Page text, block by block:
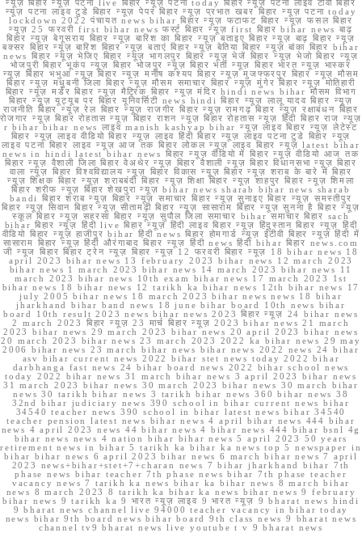
न्यूज़ बिहार न्यूज़ पटना live बिहार न्यूज़ पटना today बिहार न्यूज़ पटना लाइव टीवी बिहार
न्यूज़ पटना लाइव टुडे बिहार न्यूज़ पेपर बिहार न्यूज़ प्रभात खबर बिहार न्यूज़ पटना today
lockdown 2022 पंचायत news bihar बिहार न्यूज़ फटाफट बिहार न्यूज़ फसल बिहार
न्यूज़ 25 फरवरी first bihar news फर्स्ट बिहार न्यूज़ first बिहार bihar news बाढ़
बिहार न्यूज़ बेगूसराय बिहार न्यूज़ बारिश का बिहार न्यूज़ बताइए बिहार न्यूज़ बाढ़ बिहार न्यूज़
बक्सर बिहार न्यूज़ बारिश बिहार न्यूज़ बताएं बिहार न्यूज़ बेतिया बिहार न्यूज़ बांका बिहार bihar
news बिहार न्यूज़ भेजिए बिहार न्यूज़ भागलपुर बिहार न्यूज़ भेजें बिहार न्यूज़ भेजो बिहार न्यूज़
भोजपुरी बिहार भूकंप न्यूज़ बिहार भोजपुर न्यूज़ बिहार भर्ती न्यूज़ बिहार भारत न्यूज़ भास्कर
न्यूज़ बिहार भभुआ न्यूज़ बिहार न्यूज़ मनीष कश्यप बिहार न्यूज़ मुजफ्फरपुर बिहार न्यूज़ मौसम
बिहार न्यूज़ मधुबनी जिला बिहार न्यूज़ मौसम समाचार बिहार न्यूज़ मुंगेर बिहार न्यूज़ मोतिहारी
बिहार न्यूज़ मर्डर बिहार न्यूज़ मैट्रिक बिहार न्यूज़ मंदिर hindi news bihar मौसम विभाग
बिहार न्यूज़ यूट्यूब पर बिहार यूनिवर्सिटी news hindi बिहार न्यूज़ लालू यादव बिहार न्यूज़
राजनीति बिहार न्यूज़ रेल बिहार न्यूज़ राजगीर बिहार न्यूज़ रामगढ़ बिहार न्यूज़ रक्षाबंधन बिहार
रोजगार न्यूज़ बिहार रोहतास न्यूज़ बिहार राशन न्यूज़ बिहार रोहतास न्यूज़ हिंदी बिहार राज न्यूज़
r bihar bihar news लाइव manish kashyap bihar न्यूज़ लाइव बिहार न्यूज़ लेटेस्ट
बिहार न्यूज़ लाइव वीडियो बिहार न्यूज़ लाइव हिंदी बिहार न्यूज़ लाइव पटना टुडे बिहार न्यूज़
लाइव पटना बिहार लाइव न्यूज़ आज तक बिहार लोकल न्यूज़ लाइव बिहार न्यूज़ latest bihar
news in hindi latest bihar news बिहार न्यूज़ वीडियो में बिहार न्यूज़ वीडियो आज तक
बिहार न्यूज़ वैशाली जिला बिहार वेअथेर न्यूज़ बिहार वैशाली न्यूज़ बिहार विधानसभा न्यूज़ बिहार
वाला न्यूज़ बिहार विश्वविद्यालय न्यूज़ बिहार विकास न्यूज़ बिहार न्यूज़ शराब के बारे में बिहार
न्यूज़ शिक्षक बिहार न्यूज़ शराबबंदी बिहार न्यूज़ शिक्षा बिहार न्यूज़ शाहपुर बिहार न्यूज़ शिमला
बिहार शरीफ न्यूज़ बिहार शेखपुरा न्यूज़ bihar news sharab bihar news sharab
bandi बिहार शराब न्यूज़ बिहार न्यूज़ समाचार बिहार न्यूज़ सुनाइए बिहार न्यूज़ समस्तीपुर
बिहार न्यूज़ सिवान बिहार न्यूज़ सीतामढ़ी बिहार न्यूज़ सासाराम बिहार न्यूज़ सुनना है बिहार न्यूज़
स्कूल बिहार न्यूज़ सहरसा बिहार न्यूज़ सुपौल जिला समाचार bihar समाचार बिहार sach
bihar बिहार न्यूज़ हिंदी live बिहार न्यूज़ हिंदी लाइव बिहार न्यूज़ हिंदुस्तान बिहार न्यूज़ हिंदी
वीडियो बिहार न्यूज़ हाजीपुर bihar हिंदी news बिहार होमगार्ड न्यूज़ ईटीवी बिहार न्यूज़ हिंदी में
सासाराम बिहार न्यूज़ हिंदी औरंगाबाद बिहार न्यूज़ हिंदी news हिंदी bihar बिहार news.com
जी न्यूज बिहार बिहार ट्रेन न्यूज़ बिहार न्यूज़ 12 फरवरी बिहार न्यूज़ 18 bihar news 18
april 2023 bihar news 13 february 2023 bihar news 12 march 2023
bihar news 1 march 2023 bihar news 14 march 2023 bihar news 11
march 2023 bihar news 10th exam bihar news 17 march 2023 1st
bihar news 18 bihar news 12 tarikh ka bihar news 12th bihar news 17
july 2005 bihar news 18 march 2023 bihar news news 18 bihar
jharkhand bihar band news 18 june bihar board 10th news bihar
board 10th result 2023 news bihar news 2023 बिहार न्यूज़ 24 bihar news
2 march 2023 बिहार न्यूज़ 23 मार्च बिहार न्यूज़ 2023 bihar news 21 march
2023 bihar news 29 march 2023 bihar news 20 april 2023 bihar news
20 march 2023 bihar news 23 march 2023 2022 ka bihar news 29 may
2006 bihar news 23 march bihar news bihar news 2022 news 24 bihar
asv bihar current news 2022 bihar stet news today 2022 bihar
darbhanga fast news 24 bihar board news 2022 bihar school news
today 2022 bihar news 31 march bihar news 3 april 2023 bihar news
31 march 2023 bihar news 30 march 2023 bihar news 30 march bihar
news 30 tarikh bihar news 3 tarikh bihar news 360 bihar news 38
32nd bihar judiciary news 390 school in bihar current news bihar
34540 teacher news 390 school in bihar latest news bihar 34540
teacher pension latest news bihar news 4 april bihar news 444 bihar
news 4 april 2023 news 44 bihar news 4 bihar news 444 bihar bsnl 4g
bihar news news 4 nation bihar bihar news 5 april 2023 50 years
retirement news in bihar 5 tarikh ka bihar ka news top 5 newspaper in
bihar bihar news 6 april 2023 bihar news 6 march bihar news 7 april
2023 news+bihar+stet+7+charan news 7 bihar jharkhand bihar 7th
phase news bihar teacher 7th phase news bihar 7th phase teacher
vacancy news 7 tarikh ka news bihar ka bihar news 8 march bihar
news 8 march 2023 8 tarikh ka bihar ka news bihar news 9 february
bihar news 9 tarikh ka 9 भारत न्यूज़ लाइव 9 भारत न्यूज़ 9 bharat news hindi
9 bharat news channel live 94000 teacher vacancy in bihar today
news bihar 9th board news bihar board 9th class news 9 bharat news
channel tv9 bharat news live youtube t v 9 bharat news